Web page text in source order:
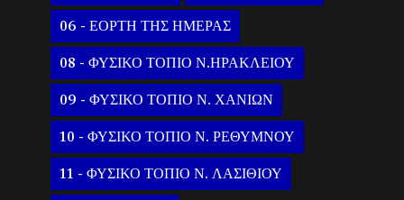
06 - ΕΟΡΤΗ ΤΗΣ ΗΜΕΡΑΣ
08 - ΦΥΣΙΚΟ ΤΟΠΙΟ Ν.ΗΡΑΚΛΕΙΟΥ
09 - ΦΥΣΙΚΟ ΤΟΠΙΟ Ν. ΧΑΝΙΩΝ
10 - ΦΥΣΙΚΟ ΤΟΠΙΟ Ν. ΡΕΘΥΜΝΟΥ
11 - ΦΥΣΙΚΟ ΤΟΠΙΟ Ν. ΛΑΣΙΘΙΟΥ